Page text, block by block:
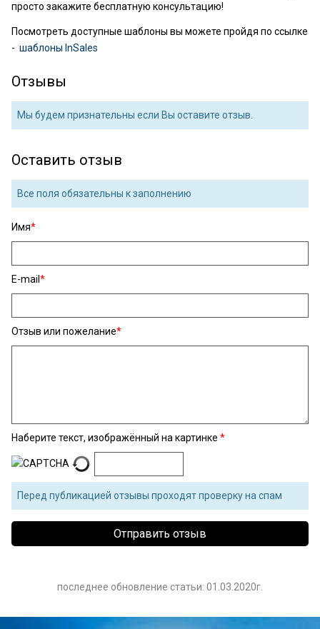
просто закажите бесплатную консультацию!
Посмотреть доступные шаблоны вы можете пройдя по ссылке
- шаблоны InSales
Отзывы
Мы будем признательны если Вы оставите отзыв.
Оставить отзыв
Все поля обязательны к заполнению
Имя
E-mail
Отзыв или пожелание
Наберите текст, изображённый на картинке
Перед публикацией отзывы проходят проверку на спам
последнее обновление статьи: 01.03.2020г.